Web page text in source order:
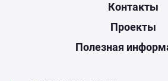
Контакты
Проекты
Полезная